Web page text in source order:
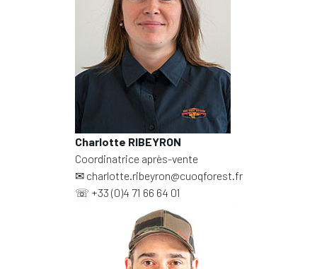
Charlotte RIBEYRON
Coordinatrice après-vente
✉ charlotte.ribeyron@cuoqforest.fr
☏ +33 (0)4 71 66 64 01